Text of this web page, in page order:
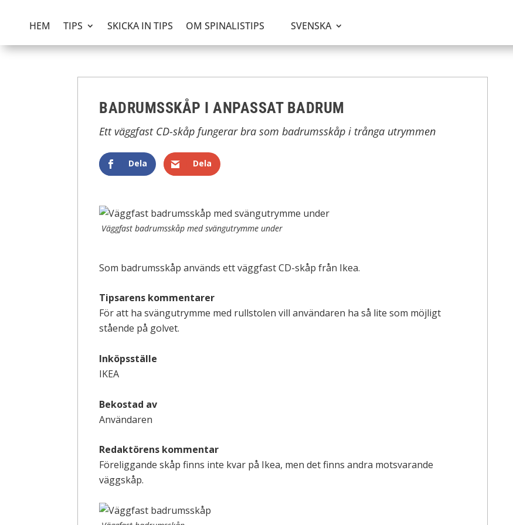
HEM TIPS SKICKA IN TIPS OM SPINALISTIPS SVENSKA
BADRUMSSKÅP I ANPASSAT BADRUM
Ett väggfast CD-skåp fungerar bra som badrumsskåp i trånga utrymmen
Dela Dela
Väggfast badrumsskåp med svängutrymme under
Som badrumsskåp används ett väggfast CD-skåp från Ikea.
Tipsarens kommentarer
För att ha svängutrymme med rullstolen vill användaren ha så lite som möjligt
stående på golvet.
Inköpsställe
IKEA
Bekostad av
Användaren
Redaktörens kommentar
Föreliggande skåp finns inte kvar på Ikea, men det finns andra motsvarande
väggskåp.